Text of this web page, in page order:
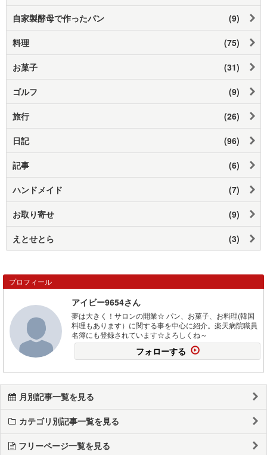
自家製酵母で作ったパン (9)
料理 (75)
お菓子 (31)
ゴルフ (9)
旅行 (26)
日記 (96)
記事 (6)
ハンドメイド (7)
お取り寄せ (9)
えとせとら (3)
プロフィール
アイビー9654さん
夢は大きく！サロンの開業☆ パン、お菓子、お料理(韓国
料理もあります）に関する事を中心に紹介。楽天病院職員
名簿にも登録されています☆よろしくね～
フォローする
月別記事一覧を見る
カテゴリ別記事一覧を見る
フリーページ一覧を見る